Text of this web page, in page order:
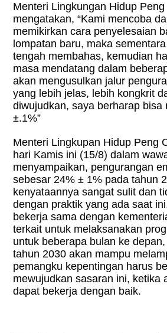
Menteri Lingkungan Hidup
mengatakan, “Kami mencoba
memikirkan cara penyelesaian
lompatan baru, maka
tengah membahas, kemudian
masa mendatang dalam
akan mengusulkan jalur
yang lebih jelas, lebih kongkrit
diwujudkan, saya berharap bisa
±.1%”
Menteri Lingkupan Hidup Peng
hari Kamis ini (15/8) dalam
menyampaikan, pengurangan
sebesar 24% ± 1% pada tahun
kenyataannya sangat sulit dan
dengan praktik yang ada saat
bekerja sama dengan
terkait untuk melaksanakan
untuk beberapa bulan ke
tahun 2030 akan mampu
pemangku kepentingan harus
mewujudkan sasaran ini, ketika
dapat bekerja dengan baik.